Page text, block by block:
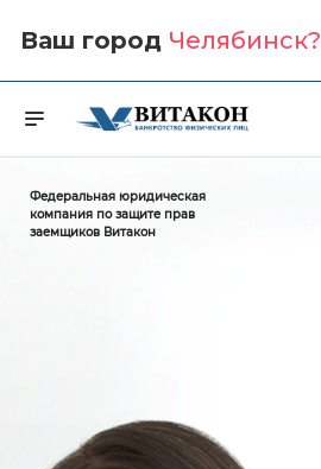
Ваш город Челябинск?
Федеральная юридическая
компания по защите прав
заемщиков Витакон